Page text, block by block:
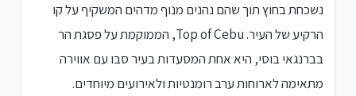
נשכחת בחוץ תוך שהם נהנים מנוף מדהים המשקיף על קו
הרקיע של העיר. Top of Cebu, הממוקמת על פסגת הר
בברנגאי בוסי, היא אחת המסעדות בעיר סבו עם אווירה
מתאימה לארוחות ערב רומנטיות ולאירועים מיוחדים.